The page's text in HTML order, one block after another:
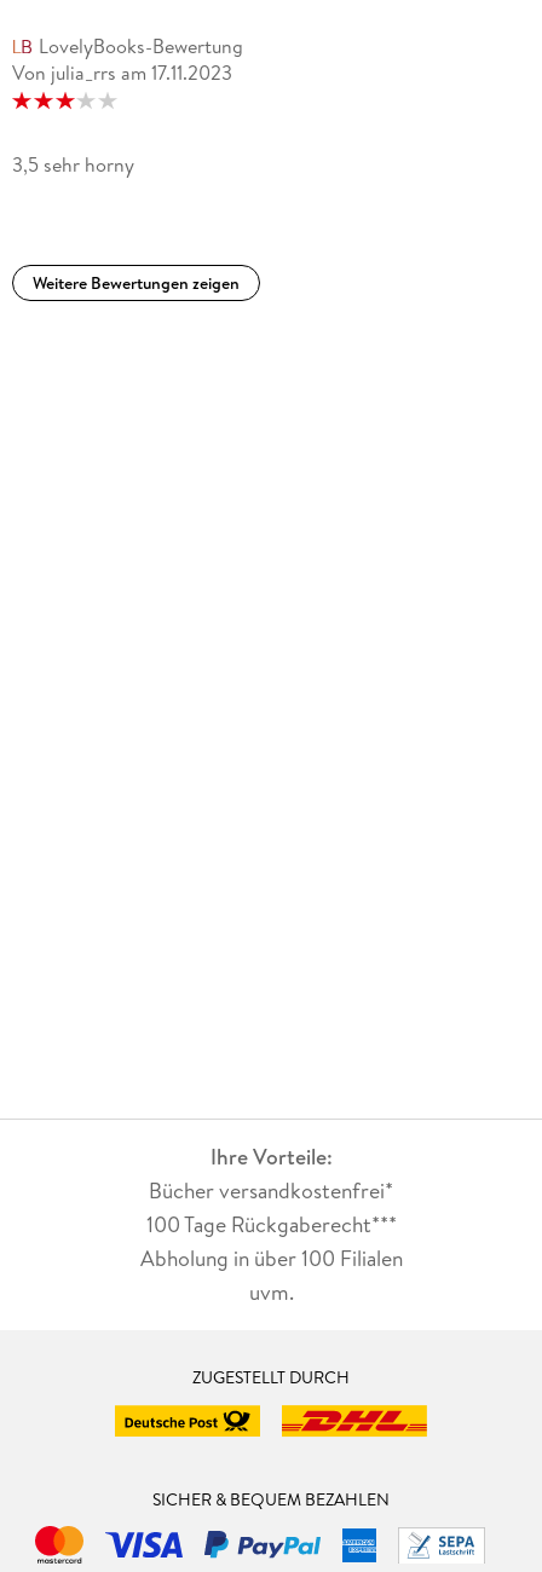
LovelyBooks-Bewertung
Von julia_rrs am 17.11.2023
3,5 sehr horny
Weitere Bewertungen zeigen
Ihre Vorteile:
Bücher versandkostenfrei*
100 Tage Rückgaberecht***
Abholung in über 100 Filialen
uvm.
ZUGESTELLT DURCH
SICHER & BEQUEM BEZAHLEN